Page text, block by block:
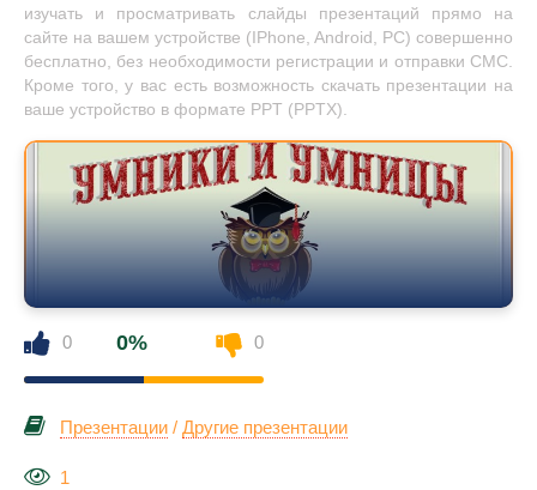
изучать и просматривать слайды презентаций прямо на
сайте на вашем устройстве (IPhone, Android, PC) совершенно
бесплатно, без необходимости регистрации и отправки СМС.
Кроме того, у вас есть возможность скачать презентации на
ваше устройство в формате PPT (PPTX).
0 0% 0
Презентации / Другие презентации
1